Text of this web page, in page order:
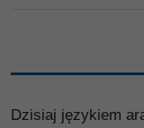
Dzisiaj językiem